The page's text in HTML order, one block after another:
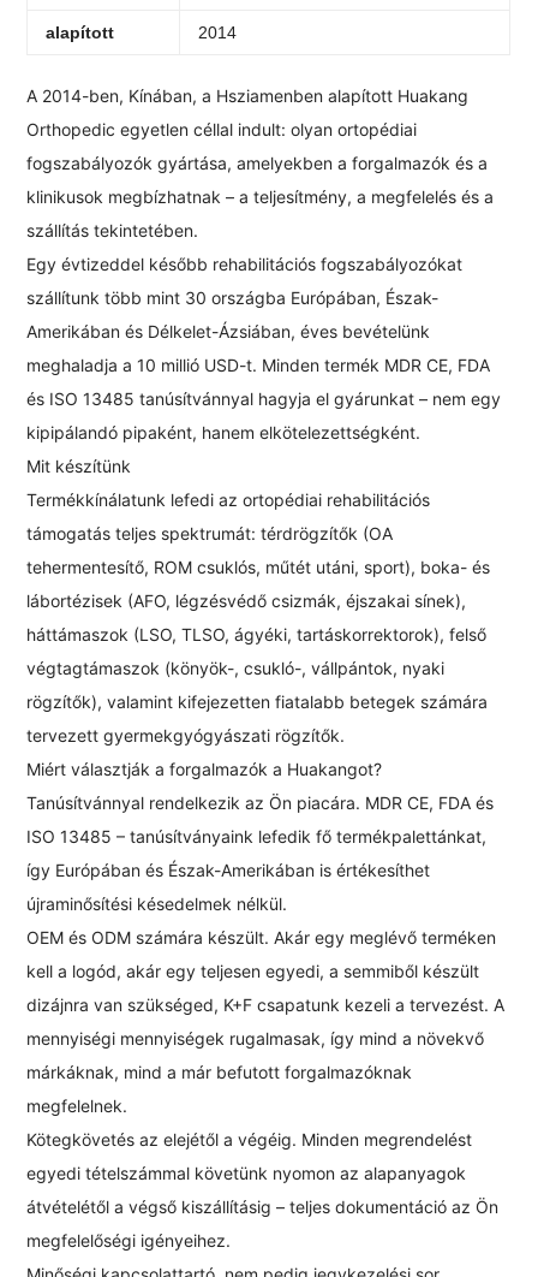
alapított 2014
A 2014-ben, Kínában, a Hsziamenben alapított Huakang
Orthopedic egyetlen céllal indult: olyan ortopédiai
fogszabályozók gyártása, amelyekben a forgalmazók és a
klinikusok megbízhatnak – a teljesítmény, a megfelelés és a
szállítás tekintetében.
Egy évtizeddel később rehabilitációs fogszabályozókat
szállítunk több mint 30 országba Európában, Észak-
Amerikában és Délkelet-Ázsiában, éves bevételünk
meghaladja a 10 millió USD-t. Minden termék MDR CE, FDA
és ISO 13485 tanúsítvánnyal hagyja el gyárunkat – nem egy
kipipálandó pipaként, hanem elkötelezettségként.
Mit készítünk
Termékkínálatunk lefedi az ortopédiai rehabilitációs
támogatás teljes spektrumát: térdrögzítők (OA
tehermentesítő, ROM csuklós, műtét utáni, sport), boka- és
lábortézisek (AFO, légzésvédő csizmák, éjszakai sínek),
háttámaszok (LSO, TLSO, ágyéki, tartáskorrektorok), felső
végtagtámaszok (könyök-, csukló-, vállpántok, nyaki
rögzítők), valamint kifejezetten fiatalabb betegek számára
tervezett gyermekgyógyászati ​​​​rögzítők.
Miért választják a forgalmazók a Huakangot?
Tanúsítvánnyal rendelkezik az Ön piacára. MDR CE, FDA és
ISO 13485 – tanúsítványaink lefedik fő termékpalettánkat,
így Európában és Észak-Amerikában is értékesíthet
újraminősítési késedelmek nélkül.
OEM és ODM számára készült. Akár egy meglévő terméken
kell a logód, akár egy teljesen egyedi, a semmiből készült
dizájnra van szükséged, K+F csapatunk kezeli a tervezést. A
mennyiségi mennyiségek rugalmasak, így mind a növekvő
márkáknak, mind a már befutott forgalmazóknak
megfelelnek.
Kötegkövetés az elejétől a végéig. Minden megrendelést
egyedi tételszámmal követünk nyomon az alapanyagok
átvételétől a végső kiszállításig – teljes dokumentáció az Ön
megfelelőségi igényeihez.